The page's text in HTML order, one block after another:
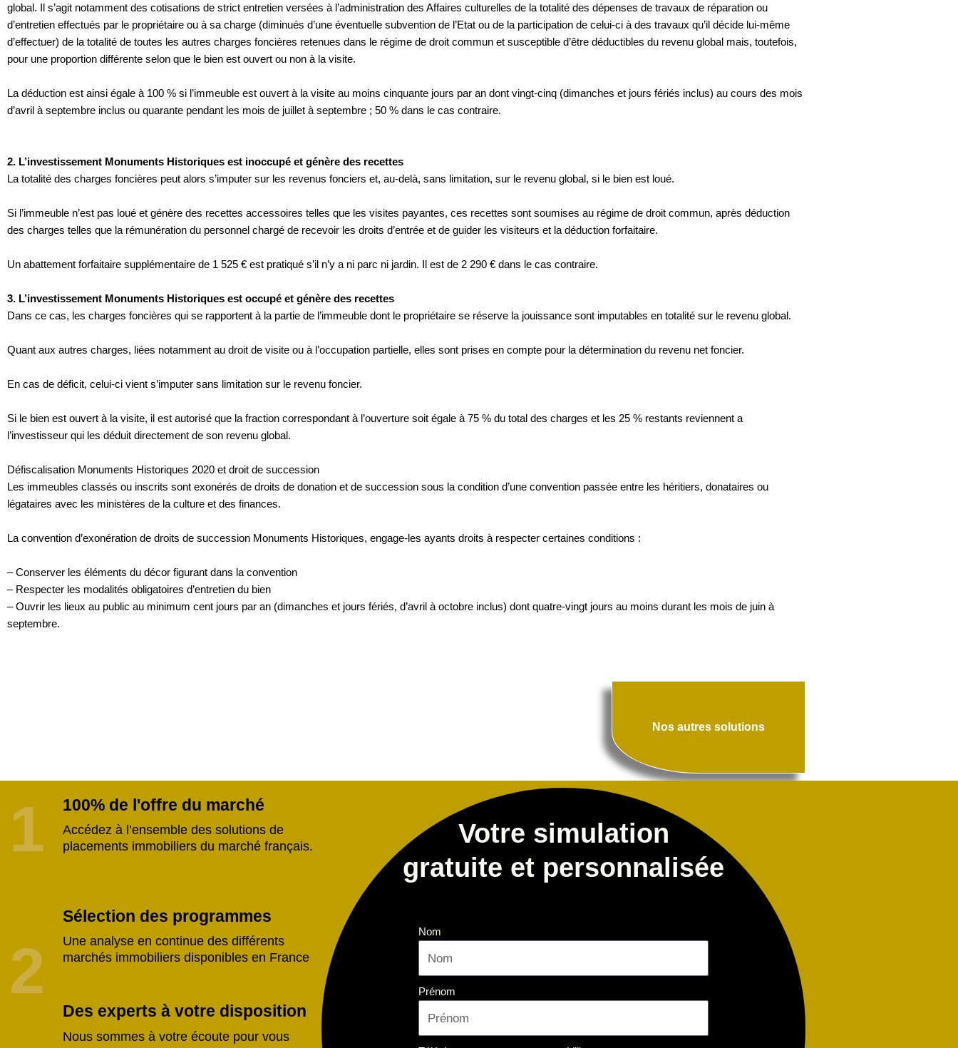
global. Il s’agit notamment des cotisations de strict entretien versées à l’administration des Affaires culturelles de la totalité des dépenses de travaux de réparation ou
d’entretien effectués par le propriétaire ou à sa charge (diminués d’une éventuelle subvention de l’Etat ou de la participation de celui-ci à des travaux qu’il décide lui-même
d’effectuer) de la totalité de toutes les autres charges foncières retenues dans le régime de droit commun et susceptible d’être déductibles du revenu global mais, toutefois,
pour une proportion différente selon que le bien est ouvert ou non à la visite.
La déduction est ainsi égale à 100 % si l’immeuble est ouvert à la visite au moins cinquante jours par an dont vingt-cinq (dimanches et jours fériés inclus) au cours des mois
d’avril à septembre inclus ou quarante pendant les mois de juillet à septembre ; 50 % dans le cas contraire.
2. L’investissement Monuments Historiques est inoccupé et génère des recettes
La totalité des charges foncières peut alors s’imputer sur les revenus fonciers et, au-delà, sans limitation, sur le revenu global, si le bien est loué.
Si l’immeuble n’est pas loué et génère des recettes accessoires telles que les visites payantes, ces recettes sont soumises au régime de droit commun, après déduction
des charges telles que la rémunération du personnel chargé de recevoir les droits d’entrée et de guider les visiteurs et la déduction forfaitaire.
Un abattement forfaitaire supplémentaire de 1 525 € est pratiqué s’il n’y a ni parc ni jardin. Il est de 2 290 € dans le cas contraire.
3. L’investissement Monuments Historiques est occupé et génère des recettes
Dans ce cas, les charges foncières qui se rapportent à la partie de l’immeuble dont le propriétaire se réserve la jouissance sont imputables en totalité sur le revenu global.
Quant aux autres charges, liées notamment au droit de visite ou à l’occupation partielle, elles sont prises en compte pour la détermination du revenu net foncier.
En cas de déficit, celui-ci vient s’imputer sans limitation sur le revenu foncier.
Si le bien est ouvert à la visite, il est autorisé que la fraction correspondant à l’ouverture soit égale à 75 % du total des charges et les 25 % restants reviennent a
l’investisseur qui les déduit directement de son revenu global.
Défiscalisation Monuments Historiques 2020 et droit de succession
Les immeubles classés ou inscrits sont exonérés de droits de donation et de succession sous la condition d’une convention passée entre les héritiers, donataires ou
légataires avec les ministères de la culture et des finances.
La convention d’exonération de droits de succession Monuments Historiques, engage-les ayants droits à respecter certaines conditions :
– Conserver les éléments du décor figurant dans la convention
– Respecter les modalités obligatoires d’entretien du bien
– Ouvrir les lieux au public au minimum cent jours par an (dimanches et jours fériés, d’avril à octobre inclus) dont quatre-vingt jours au moins durant les mois de juin à
septembre.
Nos autres solutions
1
2
100% de l'offre du marché
Accédez à l’ensemble des solutions de
placements immobiliers du marché français.
Sélection des programmes
Une analyse en continue des différents
marchés immobiliers disponibles en France
Des experts à votre disposition
Nous sommes à votre écoute pour vous
Votre simulation
gratuite et personnalisée
Nom
Prénom